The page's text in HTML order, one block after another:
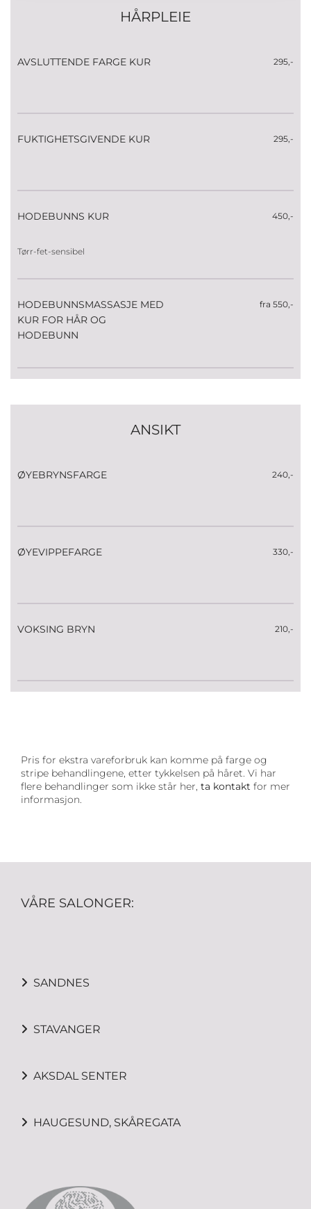
HÅRPLEIE
AVSLUTTENDE FARGE KUR 295,-
FUKTIGHETSGIVENDE KUR 295,-
HODEBUNNS KUR 450,-
Tørr-fet-sensibel
HODEBUNNSMASSASJE MED
KUR FOR HÅR OG
HODEBUNN
fra 550,-
ANSIKT
ØYEBRYNSFARGE 240,-
ØYEVIPPEFARGE 330,-
VOKSING BRYN 210,-
Pris for ekstra vareforbruk kan komme på farge og
stripe behandlingene, etter tykkelsen på håret. Vi har
flere behandlinger som ikke står her, ta kontakt for mer
informasjon.
VÅRE SALONGER:
 SANDNES
 STAVANGER
 AKSDAL SENTER
 HAUGESUND, SKÅREGATA